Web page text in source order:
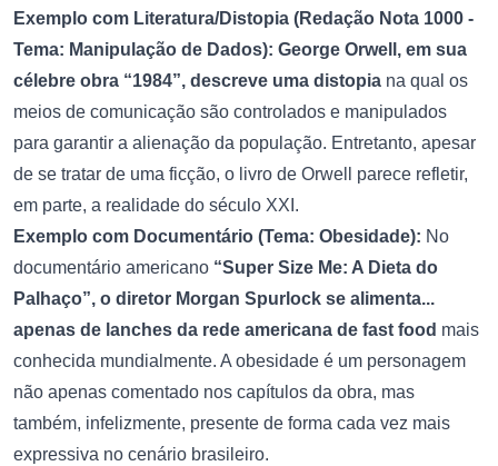
Exemplo com Literatura/Distopia (Redação Nota 1000 -
Tema: Manipulação de Dados): George Orwell, em sua
célebre obra “1984”, descreve uma distopia na qual os
meios de comunicação são controlados e manipulados
para garantir a alienação da população. Entretanto, apesar
de se tratar de uma ficção, o livro de Orwell parece refletir,
em parte, a realidade do século XXI.
Exemplo com Documentário (Tema: Obesidade): No
documentário americano “Super Size Me: A Dieta do
Palhaço”, o diretor Morgan Spurlock se alimenta...
apenas de lanches da rede americana de fast food mais
conhecida mundialmente. A obesidade é um personagem
não apenas comentado nos capítulos da obra, mas
também, infelizmente, presente de forma cada vez mais
expressiva no cenário brasileiro.